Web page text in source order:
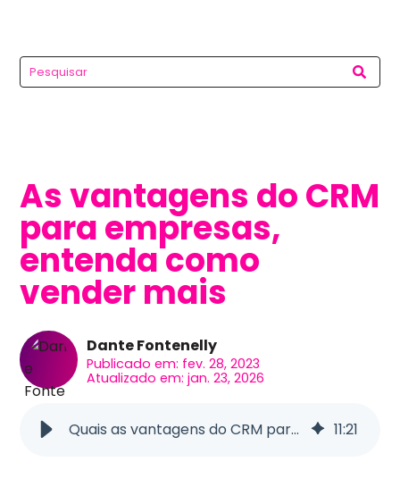
As vantagens do CRM
para empresas,
entenda como
vender mais
Dante Fontenelly
Publicado em: fev. 28, 2023
Atualizado em: jan. 23, 2026
Quais as vantagens do CRM para sua empresa e como vender mais 11:21